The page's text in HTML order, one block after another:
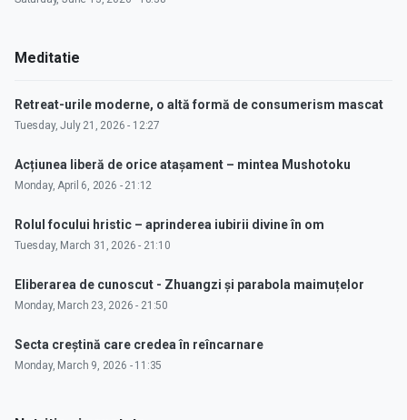
Meditatie
Retreat-urile moderne, o altă formă de consumerism mascat
Tuesday, July 21, 2026 - 12:27
Acțiunea liberă de orice atașament – mintea Mushotoku
Monday, April 6, 2026 - 21:12
Rolul focului hristic – aprinderea iubirii divine în om
Tuesday, March 31, 2026 - 21:10
Eliberarea de cunoscut - Zhuangzi și parabola maimuțelor
Monday, March 23, 2026 - 21:50
Secta creștină care credea în reîncarnare
Monday, March 9, 2026 - 11:35